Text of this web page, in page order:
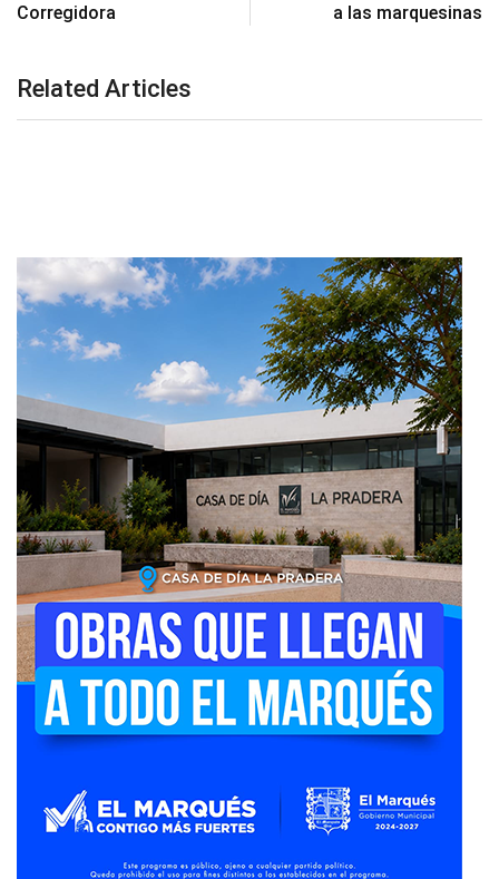
Corregidora
a las marquesinas
Related Articles